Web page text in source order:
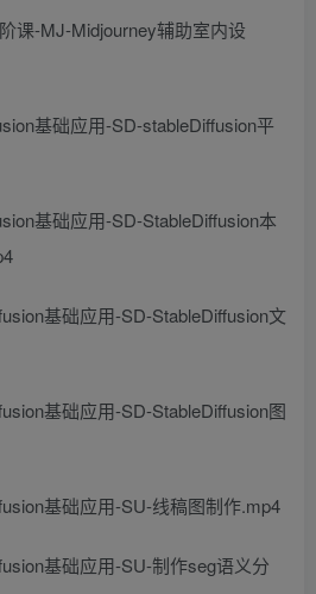
课-MJ-Midjourney辅助室内设
基础应用-SD-stableDiffusion平
基础应用-SD-StableDiffusion本
基础应用-SD-StableDiffusion文
基础应用-SD-StableDiffusion图
基础应用-SU-线稿图制作.mp4
基础应用-SU-制作seg语义分